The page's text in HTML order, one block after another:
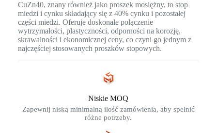
CuZn40, znany również jako proszek mosiężny, to stop
miedzi i cynku składający się z 40% cynku i pozostałej
części miedzi. Oferuje doskonałe połączenie
wytrzymałości, plastyczności, odporności na korozję,
skrawalności i ekonomicznej ceny, co czyni go jednym z
najczęściej stosowanych proszków stopowych.
Niskie MOQ
Zapewnij niską minimalną ilość zamówienia, aby spełnić
różne potrzeby.